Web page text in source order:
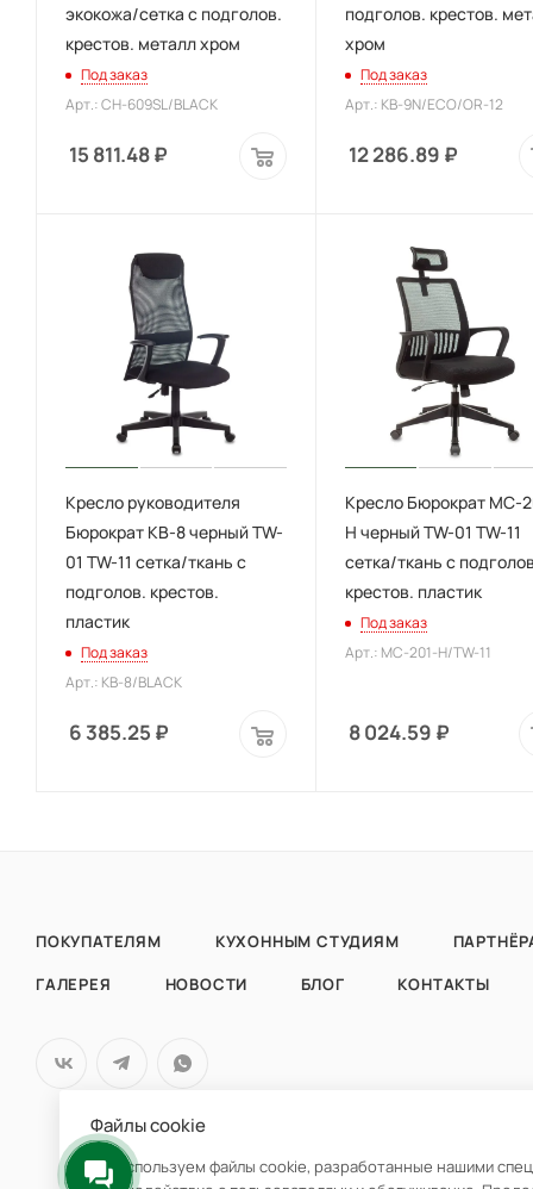
экокожа/сетка с подголов.
крестов. металл хром
Под заказ
Арт.: CH-609SL/BLACK
15 811.48₽
подголов. крестов.
хром
Под заказ
Арт.: KB-9N/ECO/OR-12
12 286.89 ₽
Кресло руководителя
Бюрократ KB-8 черный TW-
01 TW-11 сетка/ткань с
подголов. крестов.
пластик
Под заказ
Арт.: KB-8/BLACK
6 385.25 ₽
Кресло Бюрократ MC-
H черный TW-01 TW-11
сетка/ткань с
крестов. пластик
Под заказ
Арт.: MC-201-H/TW-11
8 024.59 ₽
ПОКУПАТЕЛЯМ КУХОННЫМ СТУДИЯМ
ГАЛЕРЕЯ
НОВОСТИ БЛОГ КОНТАКТЫ
Файлы cookie
Мы используем файлы cookie, разработанные нашими